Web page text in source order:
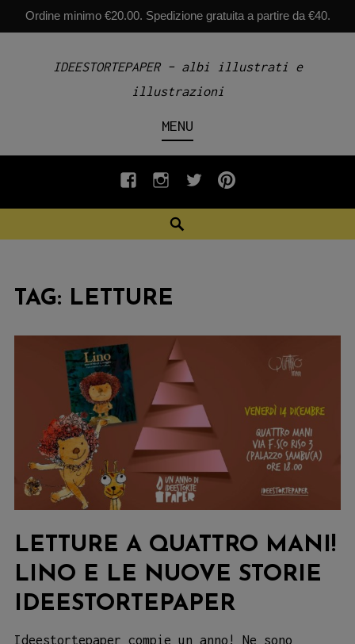
Ordine minimo €20.00. Spedizione gratuita a partire da €40.
IDEESTORTEPAPER – albi illustrati e
illustrazioni
MENU
fb INSTAGRAM
twiterpinterest
TAG: LETTURE
LETTURE A QUATTRO MANI!
LINO E LE NUOVE STORIE
IDEESTORTEPAPER
Ideestortepaper compie un anno! Ne sono